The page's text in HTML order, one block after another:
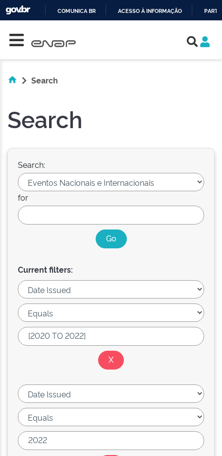
COMUNICA BR ACESSO À INFORMAÇÃO
Search
Search
Search:
for
Current filters: